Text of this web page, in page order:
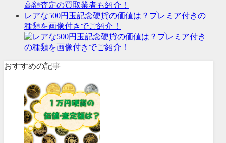
高額査定の買取業者も紹介！
レアな500円玉記念硬貨の価値は？プレミア付きの
種類を画像付きでご紹介！
おすすめの記事